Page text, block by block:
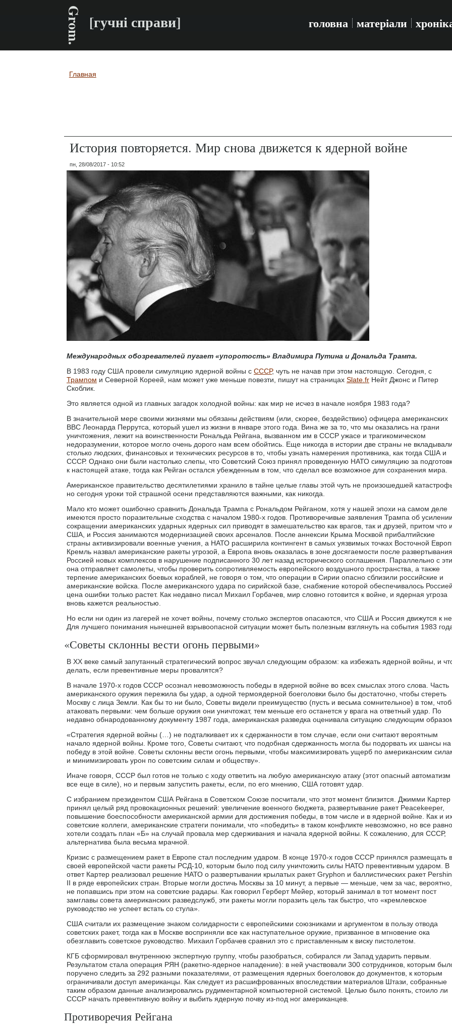
Grom. [гучні справи] головна матеріали
Вы здесь
Главная
История повторяется. Мир снова движется к ядерной войне
пн, 28/08/2017 - 10:52
Международных обозревателей пугает «упоротость» Владимира Путина и Дональда Трампа.
В 1983 году США провели симуляцию ядерной войны с СССР, чуть не начав при этом настоящую. Сегодня, с
Трампом и Северной Кореей, нам может уже меньше повезти, пишут на страницах Slate.fr Нейт Джонс и Питер
Скоблик.
Это является одной из главных загадок холодной войны: как мир не исчез в начале ноября 1983 года?
В значительной мере своими жизнями мы обязаны действиям (или, скорее, бездействию) офицера американских
ВВС Леонарда Перрутса, который ушел из жизни в январе этого года. Вина же за то, что мы оказались на грани
уничтожения, лежит на воинственности Рональда Рейгана, вызванном им в СССР ужасе и трагикомическом
недоразумении, которое могло очень дорого нам всем обойтись. Еще никогда в истории две страны не вкладывали
столько людских, финансовых и технических ресурсов в то, чтобы узнать намерения противника, как тогда США и
СССР. Однако они были настолько слепы, что Советский Союз принял проведенную НАТО симуляцию за
к настоящей атаке, тогда как Рейган остался убежденным в том, что сделал все возможное для сохранения мира.
Американское правительство десятилетиями хранило в тайне целые главы этой чуть не произошедшей
но сегодня уроки той страшной осени представляются важными, как никогда.
Мало кто может ошибочно сравнить Дональда Трампа с Рональдом Рейганом, хотя у нашей эпохи на самом деле
имеются просто поразительные сходства с началом 1980-х годов. Противоречивые заявления Трампа об
сокращении американских ударных ядерных сил приводят в замешательство как врагов, так и друзей, притом что и
США, и Россия занимаются модернизацией своих арсеналов. После аннексии Крыма Москвой прибалтийские
страны активизировали военные учения, а НАТО расширила контингент в самых уязвимых точках Восточной
Кремль назвал американские ракеты угрозой, а Европа вновь оказалась в зоне досягаемости после развертывания
Россией новых комплексов в нарушение подписанного 30 лет назад исторического соглашения. Параллельно с
она отправляет самолеты, чтобы проверить сопротивляемость европейского воздушного пространства, а также
терпение американских боевых кораблей, не говоря о том, что операции в Сирии опасно сблизили российские и
американские войска. После американского удара по сирийской базе, снабжение которой обеспечивалось Россией,
цена ошибки только растет. Как недавно писал Михаил Горбачев, мир словно готовится к войне, и ядерная угроза
вновь кажется реальностью.
Но если ни один из лагерей не хочет войны, почему столько экспертов опасаются, что США и Россия движутся к
Для лучшего понимания нынешней взрывоопасной ситуации может быть полезным взглянуть на события 1983
«Советы склонны вести огонь первыми»
В ХХ веке самый запутанный стратегический вопрос звучал следующим образом: ка избежать ядерной войны, и
делать, если превентивные меры провалятся?
В начале 1970-х годов СССР осознал невозможность победы в ядерной войне во всех смыслах этого слова. Часть
американского оружия пережила бы удар, а одной термоядерной боеголовки было бы достаточно, чтобы стереть
Москву с лица Земли. Как бы то ни было, Советы видели преимущество (пусть и весьма сомнительное) в том,
атаковать первыми: чем больше оружия они уничтожат, тем меньше его останется у врага на ответный удар. По
недавно обнародованному документу 1987 года, американская разведка оценивала ситуацию следующим
«Стратегия ядерной войны (…) не подталкивает их к сдержанности в том случае, если они считают вероятным
начало ядерной войны. Кроме того, Советы считают, что подобная сдержанность могла бы подорвать их шансы на
победу в этой войне. Советы склонны вести огонь первыми, чтобы максимизировать ущерб по американским
и минимизировать урон по советским силам и обществу».
Иначе говоря, СССР был готов не только с ходу ответить на любую американскую атаку (этот опасный автоматизм
все еще в силе), но и первым запустить ракеты, если, по его мнению, США готовят удар.
С избранием президентом США Рейгана в Советском Союзе посчитали, что этот момент близится. Джимми Картер
принял целый ряд провокационных решений: увеличение военного бюджета, развертывание ракет Peacekeeper,
повышение боеспособности американской армии для достижения победы, в том числе и в ядерной войне. Как и
советские коллеги, американские стратеги понимали, что «победить» в таком конфликте невозможно, но все равно
хотели создать план «Б» на случай провала мер сдерживания и начала ядерной войны. К сожалению, для СССР,
альтернатива была весьма мрачной.
Кризис с размещением ракет в Европе стал последним ударом. В конце 1970-х годов СССР принялся размещать в
своей европейской части ракеты РСД-10, которым было под силу уничтожить силы НАТО превентивным ударом. В
ответ Картер реализовал решение НАТО о развертывании крылатых ракет Gryphon и баллистических ракет
II в ряде европейских стран. Вторые могли достичь Москвы за 10 минут, а первые — меньше, чем за час, вероятно,
не попавшись при этом на советские радары. Как говорил Герберт Мейер, который занимал в тот момент пост
замглавы совета американских разведслужб, эти ракеты могли поразить цель так быстро, что «кремлевское
руководство не успеет встать со стула».
США считали их размещение знаком солидарности с европейскими союзниками и аргументом в пользу отвода
советских ракет, тогда как в Москве восприняли все как наступательное оружие, призванное в мгновение ока
обезглавить советское руководство. Михаил Горбачев сравнил это с приставленным к виску пистолетом.
КГБ сформировал внутреннюю экспертную группу, чтобы разобраться, собирался ли Запад ударить первым.
Результатом стала операция РЯН (ракетно-ядерное нападение): в ней участвовали 300 сотрудников, которым
поручено следить за 292 разными показателями, от размещения ядерных боеголовок до документов, к которым
ограничивали доступ американцы. Как следует из расшифрованных впоследствии материалов Штази, собранные
таким образом данные анализировались рудиментарной компьютерной системой. Целью было понять, стоило ли
СССР начать превентивную войну и выбить ядерную почву из-под ног американцев.
Противоречия Рейгана